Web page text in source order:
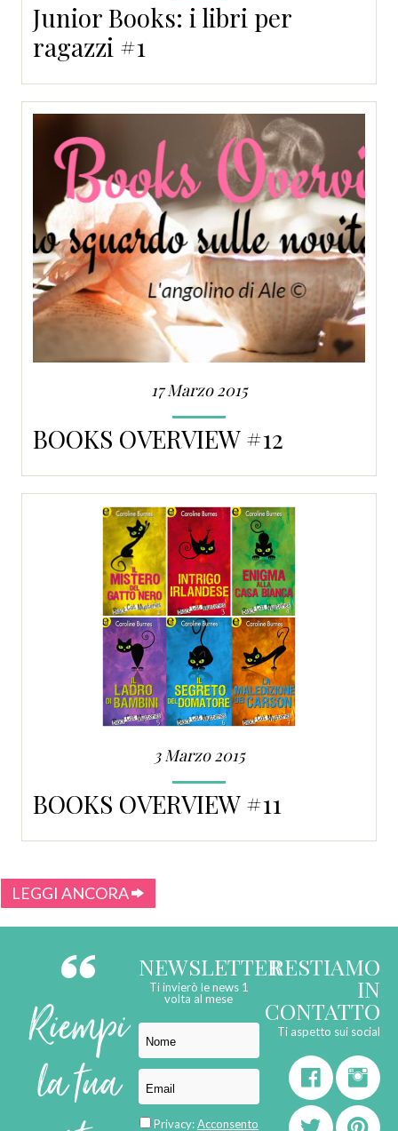
Junior Books: i libri per
ragazzi #1
17 Marzo 2015
BOOKS OVERVIEW #12
3 Marzo 2015
BOOKS OVERVIEW #11
LEGGI ANCORA
Riempi
la tua
NEWSLETTER
Ti invierò le news 1
volta al mese
Privacy:Acconsento
RESTIAMO
IN
CONTATTO
Ti aspetto sui social